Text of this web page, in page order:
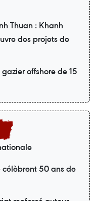
Thuan : Khanh
des projets de
offshore de 15
50 ans de